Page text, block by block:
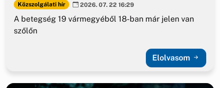
Közszolgálati hír 2026. 07. 22 16:29
A betegség 19 vármegyéből 18-ban már jelen van
szőlőn
Elolvasom